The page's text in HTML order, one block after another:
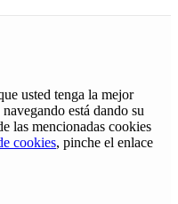
usted tenga la mejor
está dando su
las mencionadas cookies
cookies, pinche el enlace